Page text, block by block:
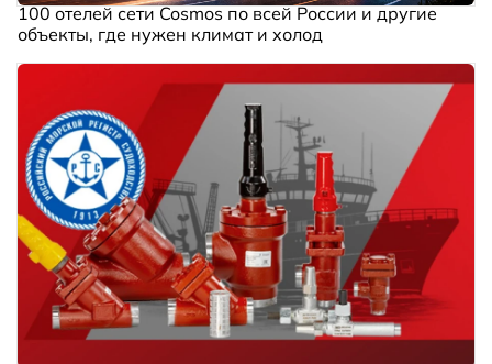
100 отелей сети Cosmos по всей России и другие
объекты, где нужен климат и холод